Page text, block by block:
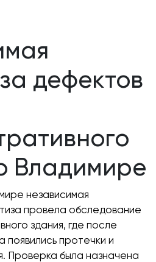
дефектов
Владимире
независимая
провела обследование
здания, где после
появились протечки и
Проверка была назначена